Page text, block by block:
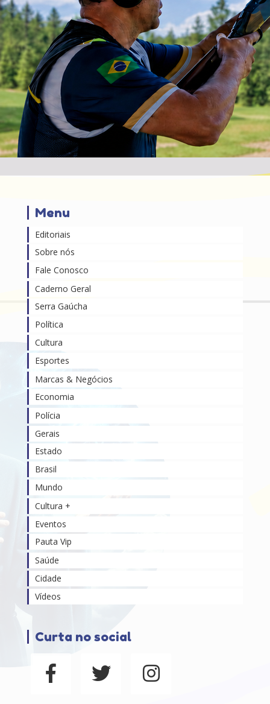
Menu
Editoriais
Sobre nós
Fale Conosco
Caderno Geral
Serra Gaúcha
Política
Cultura
Esportes
Marcas & Negócios
Economia
Polícia
Gerais
Estado
Brasil
Mundo
Cultura +
Eventos
Pauta Vip
Saúde
Cidade
Vídeos
Curta no social